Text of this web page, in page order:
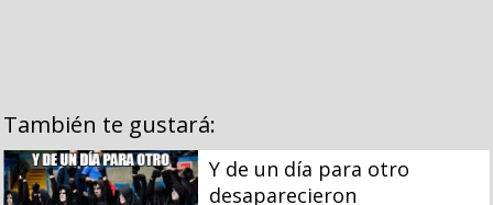
También te gustará:
Y de un día para otro
desaparecieron